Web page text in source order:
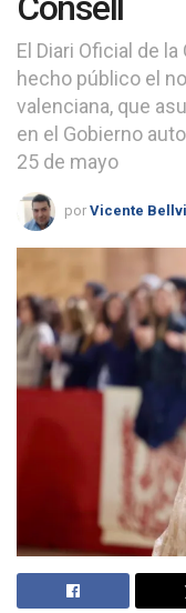
El Diari Oficial de
hecho público el
valenciana, que
en el Gobierno
25 de mayo
por Vicente